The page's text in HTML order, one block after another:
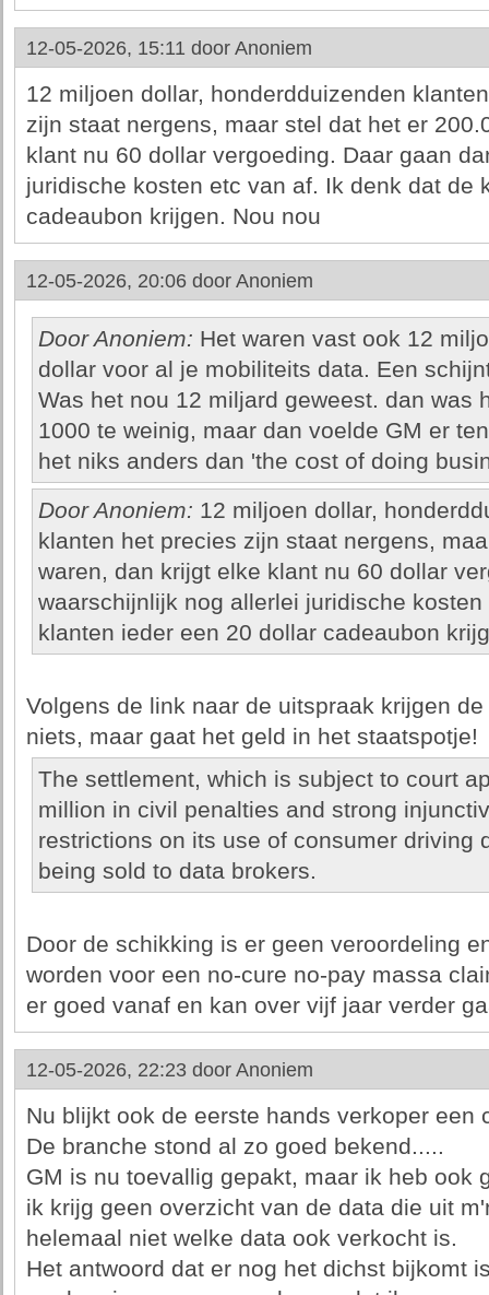
12-05-2026, 15:11 door Anoniem
12 miljoen dollar, honderdduizenden
zijn staat nergens, maar stel dat het er
klant nu 60 dollar vergoeding. Daar gaan
juridische kosten etc van af. Ik denk dat de
cadeaubon krijgen. Nou nou
12-05-2026, 20:06 door Anoniem
Door Anoniem: Het waren vast ook 12
dollar voor al je mobiliteits data. Een
Was het nou 12 miljard geweest. dan was
1000 te weinig, maar dan voelde GM er
het niks anders dan 'the cost of doing
Door Anoniem: 12 miljoen dollar,
klanten het precies zijn staat nergens,
waren, dan krijgt elke klant nu 60 dollar
waarschijnlijk nog allerlei juridische
klanten ieder een 20 dollar cadeaubon
Volgens de link naar de uitspraak krijgen
niets, maar gaat het geld in het staatspotje!
The settlement, which is subject to court
million in civil penalties and strong
restrictions on its use of consumer driving
being sold to data brokers.
Door de schikking is er geen veroordeling
worden voor een no-cure no-pay massa
er goed vanaf en kan over vijf jaar verder
12-05-2026, 22:23 door Anoniem
Nu blijkt ook de eerste hands verkoper een
De branche stond al zo goed bekend.....
GM is nu toevallig gepakt, maar ik heb ook
ik krijg geen overzicht van de data die uit
helemaal niet welke data ook verkocht is.
Het antwoord dat er nog het dichst bijkomt